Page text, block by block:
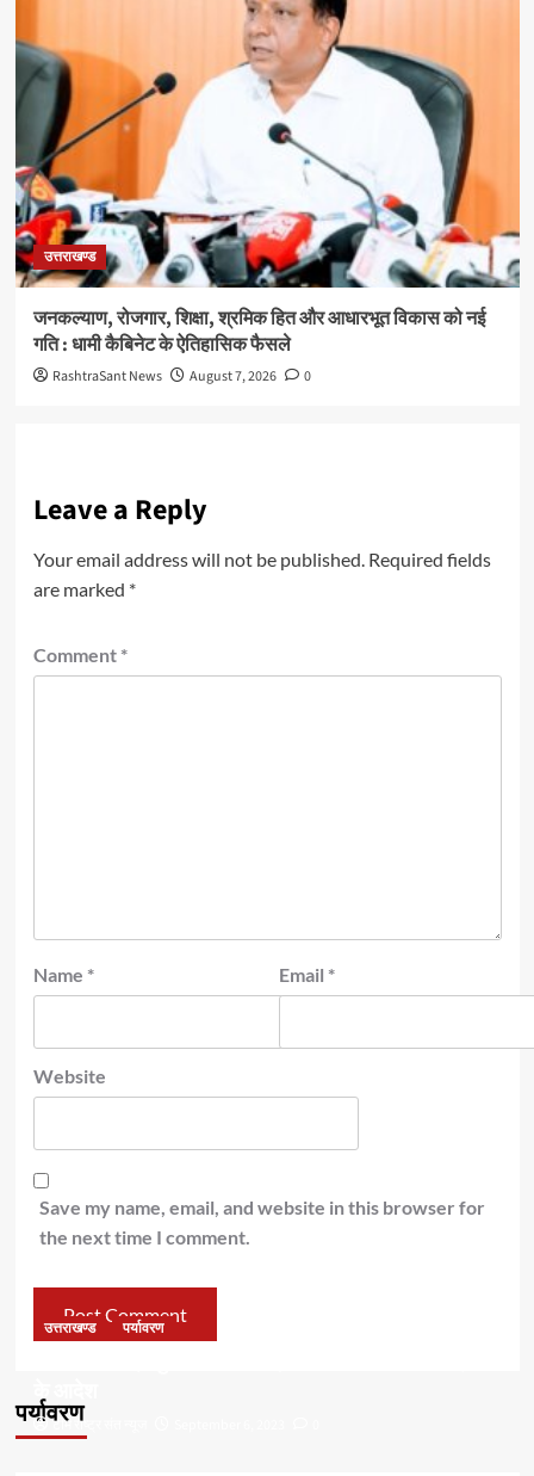
उत्तराखण्ड
जनकल्याण, रोजगार, शिक्षा, श्रमिक हित और आधारभूत विकास को नई
गति : धामी कैबिनेट के ऐतिहासिक फैसले
RashtraSant News August 7, 2026 0
Leave a Reply
Your email address will not be published. Required fields
are marked *
Comment *
Name * Email *
Website
Save my name, email, and website in this browser for
the next time I comment.
पर्यावरण
उत्तराखण्ड पर्यावरण
के आदेश
टीम राष्ट्र संत न्यूज